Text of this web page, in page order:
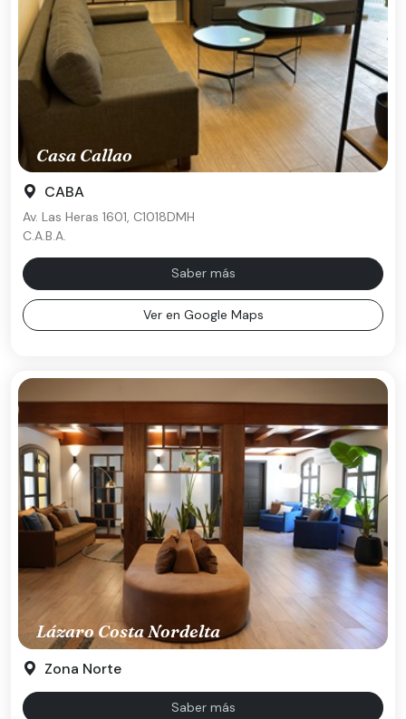
Casa Callao
CABA
Av. Las Heras 1601, C1018DMH
C.A.B.A.
Saber más
Ver en Google Maps
Lázaro Costa Nordelta
Zona Norte
Saber más